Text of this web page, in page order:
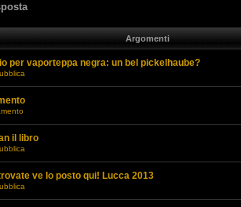
Argomenti
per vaporteppa negra: un bel pickelhaube?
il libro
ve lo posto qui! Lucca 2013